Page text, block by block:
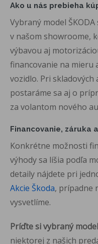
Ako u nás prebieha
Vybraný model
v našom showroome,
výbavou aj
financovanie na mieru
vozidlo. Pri skladových
postaráme sa aj o
za volantom nového
Financovanie, záruka
Konkrétne možnosti
výhody sa líšia podľa
detaily nájdete pri
Akcie Škoda, prípadne
vysvetlíme.
Príďte si vybraný
niektorej z našich